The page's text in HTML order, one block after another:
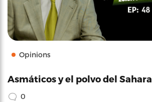
Opinions
Asmáticos y el polvo del Sahara
0